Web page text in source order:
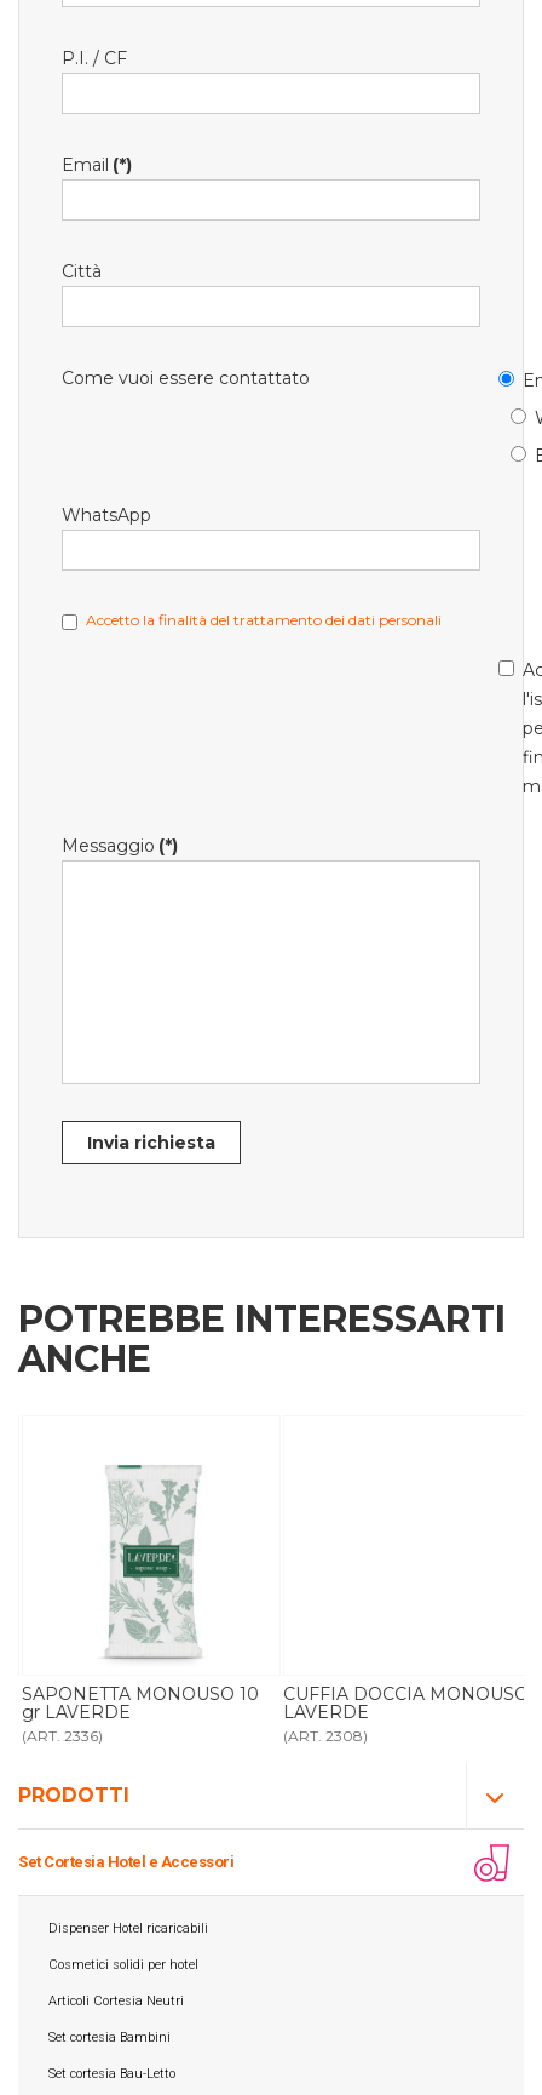
PRODOTTI
Set Cortesia Hotel e Accessori
Dispenser Hotel ricaricabili
Cosmetici solidi per hotel
Articoli Cortesia Neutri
Set cortesia Bambini
Set cortesia Bau-Letto
P.I. / CF
Email (*)
Città
Come vuoi essere contattato
WhatsApp
Accetto la finalità del trattamento dei dati personali
Messaggio (*)
Invia richiesta
POTREBBE INTERESSARTI
ANCHE
SAPONETTA MONOUSO 10
gr LAVERDE
(ART. 2336)
CUFFIA DOCCIA MONOUSO
LAVERDE
(ART. 2308)